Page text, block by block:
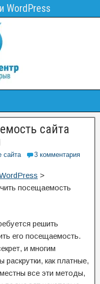
WordPress
сайта
сайта 3 комментария
>
посещаемость
решить
его посещаемость.
и многим
как платные,
все эти методы,